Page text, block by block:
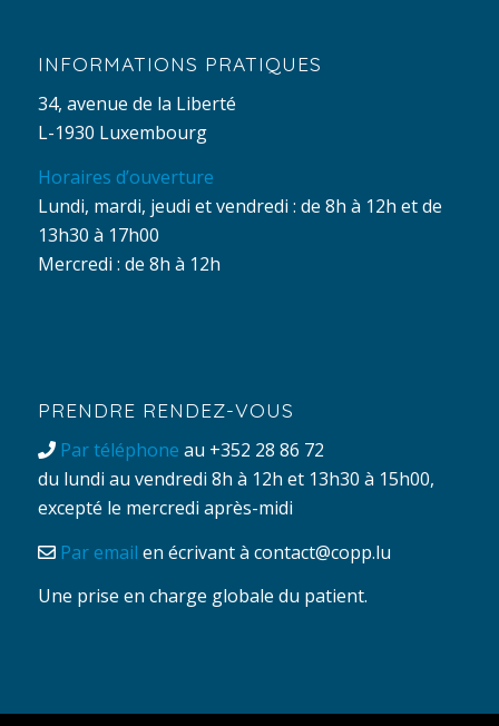
INFORMATIONS PRATIQUES
34, avenue de la Liberté
L-1930 Luxembourg
Horaires d’ouverture
Lundi, mardi, jeudi et vendredi : de 8h à 12h et de
13h30 à 17h00
Mercredi : de 8h à 12h
PRENDRE RENDEZ-VOUS
Par téléphone au +352 28 86 72
du lundi au vendredi 8h à 12h et 13h30 à 15h00,
excepté le mercredi après-midi
Par email en écrivant à contact@copp.lu
Une prise en charge globale du patient.